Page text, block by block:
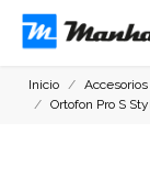
Inicio
Ortofon Pro S